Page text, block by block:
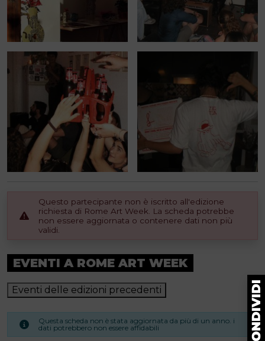
Questo partecipante non è iscritto all'edizione
richiesta di Rome Art Week. La scheda potrebbe
non essere aggiornata o contenere dati non più
validi.
EVENTI A ROME ART WEEK
Eventi delle edizioni precedenti
Questa scheda non è stata aggiornata da più di un anno. i
dati potrebbero non essere affidabili